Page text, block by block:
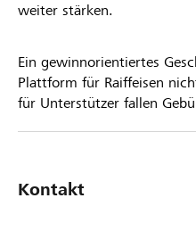
weiter stärken.
Ein gewinnorientiertes
Plattform für Raiffeisen
für Unterstützer fallen
Kontakt